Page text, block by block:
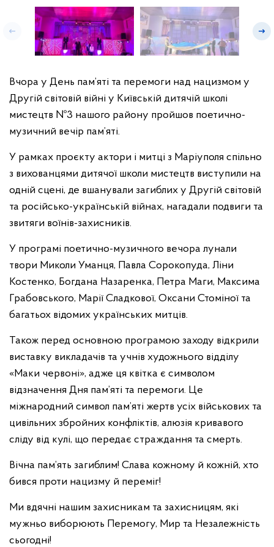
Вчора у День пам’яті та перемоги над нацизмом у
Другій світовій війні у Київській дитячій школі
мистецтв №3 нашого району пройшов поетично-
музичний вечір пам’яті.
У рамках проєкту актори і митці з Маріуполя спільно
з вихованцями дитячої школи мистецтв виступили на
одній сцені, де вшанували загиблих у Другій світовій
та російсько-українській війнах, нагадали подвиги та
звитяги воїнів-захисників.
У програмі поетично-музичного вечора лунали
твори Миколи Уманця, Павла Сорокопуда, Ліни
Костенко, Богдана Назаренка, Петра Маги, Максима
Грабовського, Марії Сладкової, Оксани Стоміної та
багатьох відомих українських митців.
Також перед основною програмою заходу відкрили
виставку викладачів та учнів художнього відділу
«Маки червоні», адже ця квітка є символом
відзначення Дня пам’яті та перемоги. Це
міжнародний символ пам’яті жертв усіх військових та
цивільних збройних конфліктів, алюзія кривавого
сліду від кулі, що передає страждання та смерть.
Вічна пам’ять загиблим! Слава кожному й кожній, хто
бився проти нацизму й переміг!
Ми вдячні нашим захисникам та захисницям, які
мужньо виборюють Перемогу, Мир та Незалежність
сьогодні!